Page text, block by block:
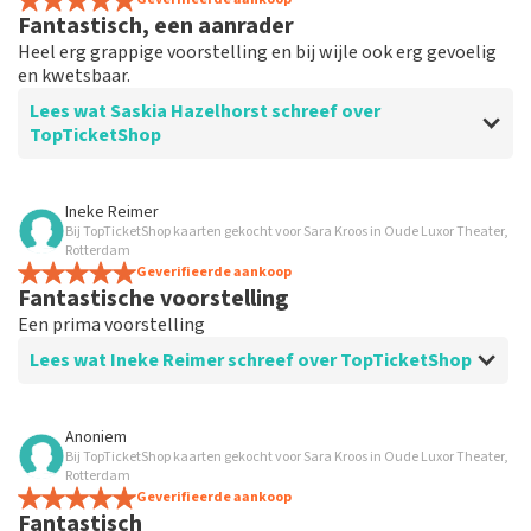
Fantastisch, een aanrader
Heel erg grappige voorstelling en bij wijle ook erg gevoelig
en kwetsbaar.
Lees wat Saskia Hazelhorst schreef over
TopTicketShop
Beoordeling van Saskia Hazelhorst over
Prima service.
Ineke Reimer
Bij TopTicketShop kaarten gekocht voor Sara Kroos in Oude Luxor Theater,
Rotterdam
Geverifieerde aankoop
Fantastische voorstelling
Een prima voorstelling
Lees wat Ineke Reimer schreef over TopTicketShop
Beoordeling van Ineke Reimer over
Prima
Ook prettig paar dagen voor voorstellingen een
reminder
Anoniem
Bij TopTicketShop kaarten gekocht voor Sara Kroos in Oude Luxor Theater,
Rotterdam
Geverifieerde aankoop
Fantastisch